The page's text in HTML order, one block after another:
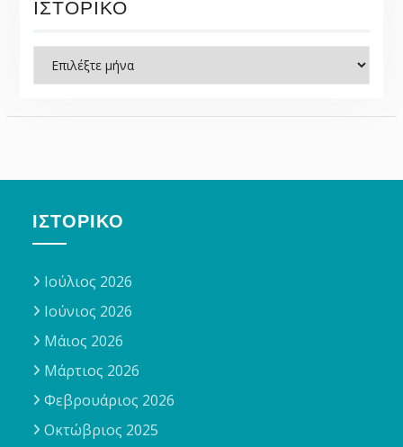
ΙΣΤΟΡΙΚΌ
Ιστορικό
ΙΣΤΟΡΙΚΌ
Ιούλιος 2026
Ιούνιος 2026
Μάιος 2026
Μάρτιος 2026
Φεβρουάριος 2026
Οκτώβριος 2025